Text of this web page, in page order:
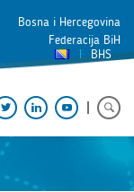
Bosna i Hercegovina
Federacija BiH
BHS